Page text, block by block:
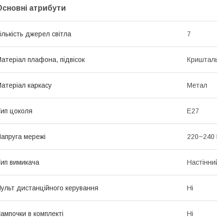
атрибути
джерел світла 7
плафона, підвісок
каркасу Метал
цоколя E27
мережі 220~240
вимикача
дистанційного керування Ні
в комплекті Ні